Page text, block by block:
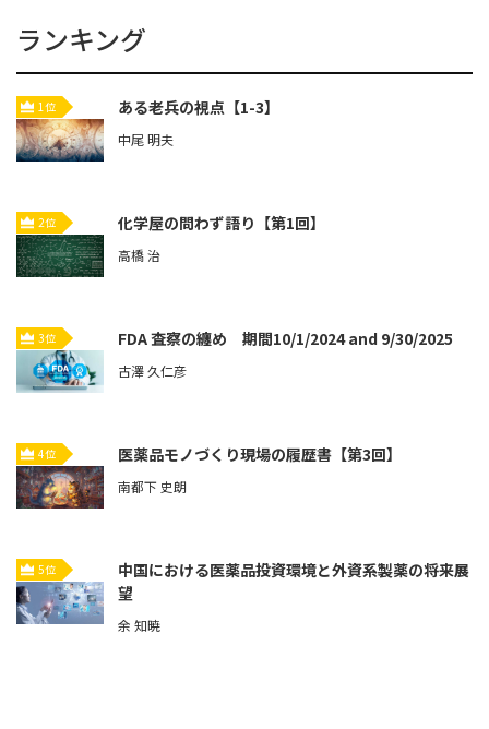
ランキング
1位 ある老兵の視点【1-3】
中尾 明夫
2位 化学屋の問わず語り【第1回】
高橋 治
3位 FDA 査察の纏め 期間10/1/2024 and 9/30/2025
古澤 久仁彦
4位 医薬品モノづくり現場の履歴書【第3回】
南都下 史朗
5位
中国における医薬品投資環境と外資系製薬の将来展
望
余 知暁